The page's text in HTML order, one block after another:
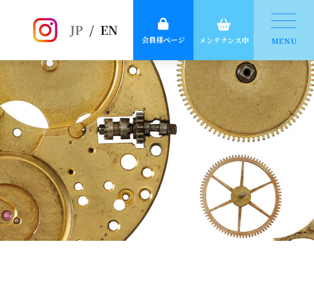
JP / EN
会員様ページ メンテナンス中 MENU